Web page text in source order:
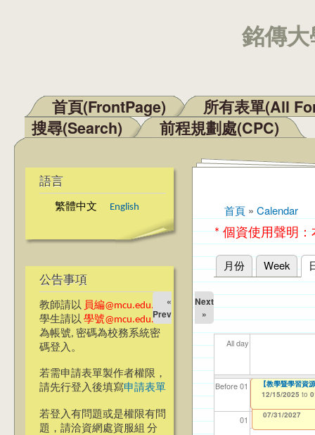
銘傳
主選單
首頁(FrontPage)
所有表單(All
搜尋(Search)
前程規劃處(CPC)
語言
繁體中文 English
公告事項
教師請以 員編@mcu.edu.tw
學生請以 學號@mcu.edu.tw
為帳號, 密碼為校務系統密
碼登入。
若需申請表單製作者權限，
請先行登入後填寫申請表單
若登入有問題或是權限有問
題，請洽資網處資服組 分
您在這裡
首頁 » Calendar
* 個資使用聲明
主要索引標籤
月份 Week
«
Prev
Next
»
All day
Before 01
01
【資網處】
整合系統～表單
12/31/2027
【財務處】工讀
11/12/2021 to
【財務處】漏打
錄
07/31/2027
114
04/
114
02/
114
03/
【學
07/
114
09/
114(下)職場實
12/15/2025 to
【教學暨學習資
12/15/2025 to